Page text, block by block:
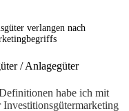
verlangen nach
/ Anlagegüter
habe ich mit